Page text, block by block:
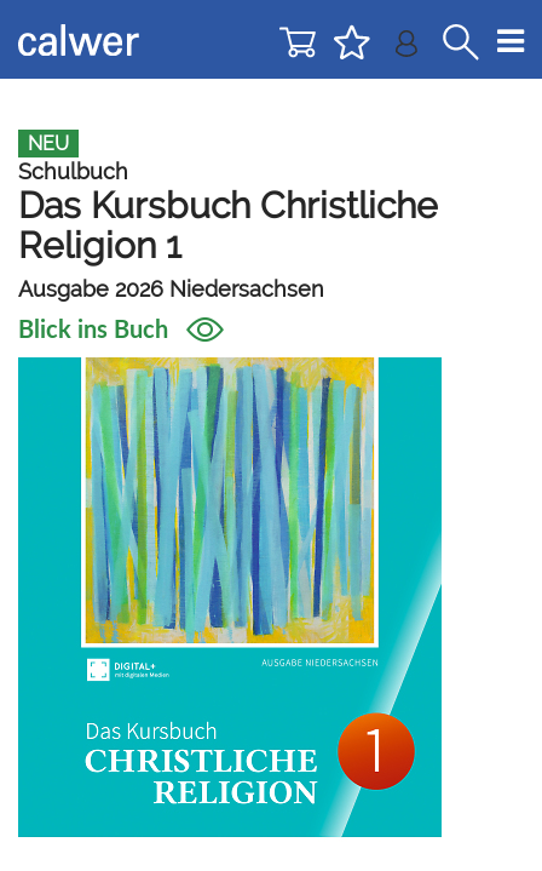
zur
Navigation
zum
Inhalt
NEU
Schulbuch
Das Kursbuch Christliche
Religion 1
Ausgabe 2026 Niedersachsen
Blick ins Buch